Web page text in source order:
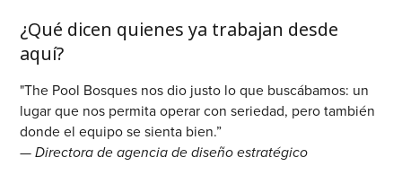
¿Qué dicen quienes ya trabajan desde
aquí?
"The Pool Bosques nos dio justo lo que buscábamos: un
lugar que nos permita operar con seriedad, pero también
donde el equipo se sienta bien.”
—Directora de agencia de diseño estratégico